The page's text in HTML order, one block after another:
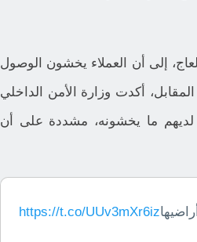
إلى أن العملاء يخشون الوصول
أكدت وزارة الأمن الداخلي
لديهم ما يخشونه، مشددة على أن
https://t.co/UUv3mXr6iz